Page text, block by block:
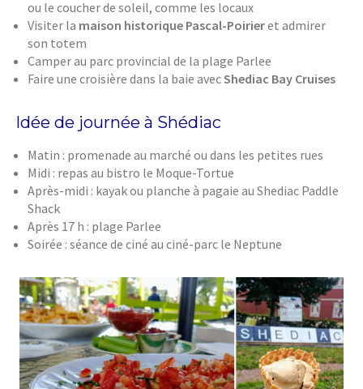
ou le coucher de soleil, comme les locaux
Visiter la maison historique Pascal-Poirieret admirer
son totem
Camper au parc provincial de la plage Parlee
Faire une croisière dans la baie avecShediac Bay Cruises
Idée de journée à Shédiac
Matin : promenade au marché ou dans les petites rues
Midi : repas au bistro le Moque-Tortue
Après-midi : kayak ou planche à pagaie au Shediac Paddle
Shack
Après 17 h : plage Parlee
Soirée : séance de ciné au ciné-parc le Neptune